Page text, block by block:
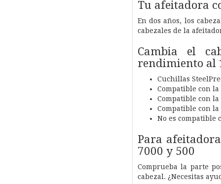
Tu afeitadora
En dos años, los
cabezales de la
Cambia el
rendimiento al
Cuchillas
Compatible con la
Compatible con
Compatible con la
No es compatible
Para
7000 y 500
Comprueba la parte
cabezal. ¿Necesitas